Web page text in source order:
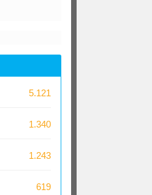
5.121
1.340
1.243
619